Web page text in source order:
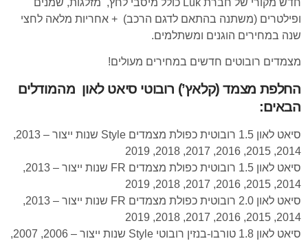
ופילטרים (משתנה בהתאם לדגם הרכב) + אחריות מלאה לחצי
שנה במחירים הוגנים ומשתלמים.
מצמדים רובוטים חדשים במחירים מעולים!
החלפת מצמד (קלאץ’) רובוטי סיאט לאון מהמודלים
הבאים:
סיאט לאון 1.5 רובוטית כפולת מצמדים Style שנות ייצור – 2013,
2014, 2015, 2016, 2017, 2018, 2019
סיאט לאון 1.5 רובוטית כפולת מצמדים FR שנות ייצור – 2013,
2014, 2015, 2016, 2017, 2018, 2019
סיאט לאון 2.0 רובוטית כפולת מצמדים FR שנות ייצור – 2013,
2014, 2015, 2016, 2017, 2018, 2019
סיאט לאון 1.8 טורבו-בנזין רובוטי Style שנות ייצור – 2006, 2007,